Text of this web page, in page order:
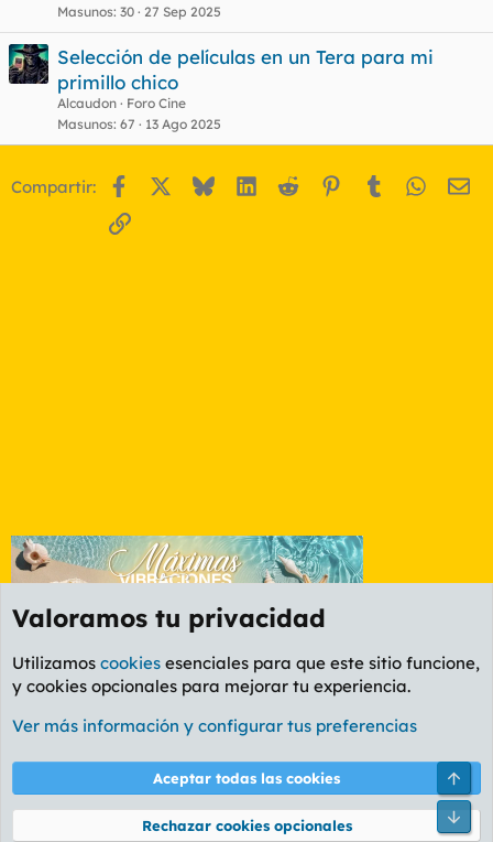
Masunos 30 27 Sep 2025
Selección de películas en un Tera para mi
primillo chico
Alcaudon
Foro Cine
Masunos 67 13 Ago 2025
Compartir: Facebook BlueskyLinkedIn
Reddit Pinterest
Tumblr
Enlace
Foro Cine
Cookies
PL OLDSTYLE AMARILLO
Términos y reglas Política de privacidad Ayuda
Valoramos tu privacidad
Utilizamos cookies esenciales para que este sitio funcione,
y cookies opcionales para mejorar tu experiencia.
Ver más información y configurar tus preferencias
Aceptar todas las cookies
Rechazar cookies opcionales
Pie